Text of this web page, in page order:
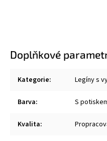
Doplňkové
Kategorie: Legíny s
Barva: S
Kvalita: